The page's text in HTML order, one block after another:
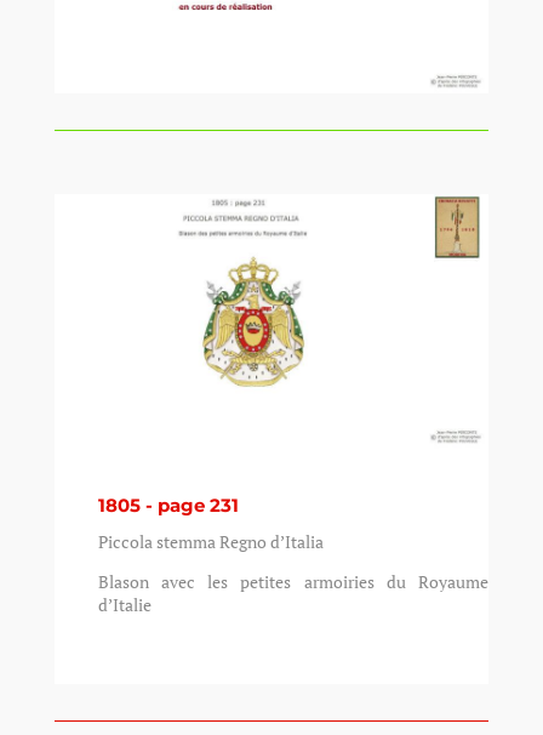
1805 - page 231
Piccola stemma Regno d’Italia
Blason avec les petites armoiries du Royaume
d’Italie